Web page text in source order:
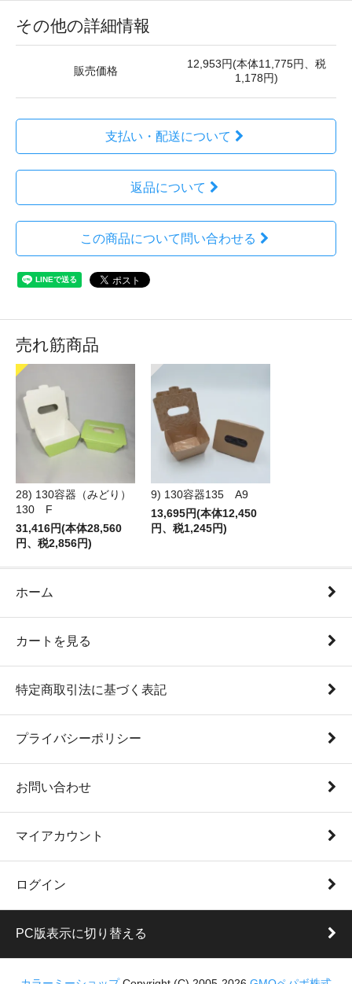
その他の詳細情報
販売価格
12,953円(本体11,775円、税
1,178円)
支払い・配送について
返品について
この商品について問い合わせる
売れ筋商品
28) 130容器（みどり）
130 F
31,416円(本体28,560
円、税2,856円)
9) 130容器135 A9
13,695円(本体12,450
円、税1,245円)
ホーム
カートを見る
特定商取引法に基づく表記
プライバシーポリシー
お問い合わせ
マイアカウント
ログイン
PC版表示に切り替える